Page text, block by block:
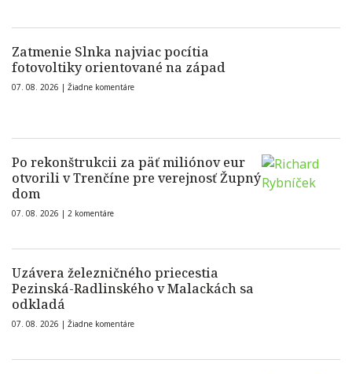
Zatmenie Slnka najviac pocítia
fotovoltiky orientované na západ
07. 08. 2026 | Žiadne komentáre
Po rekonštrukcii za päť miliónov eur
otvorili v Trenčíne pre verejnosť Župný
dom
07. 08. 2026 | 2 komentáre
Uzávera železničného priecestia
Pezinská-Radlinského v Malackách sa
odkladá
07. 08. 2026 | Žiadne komentáre